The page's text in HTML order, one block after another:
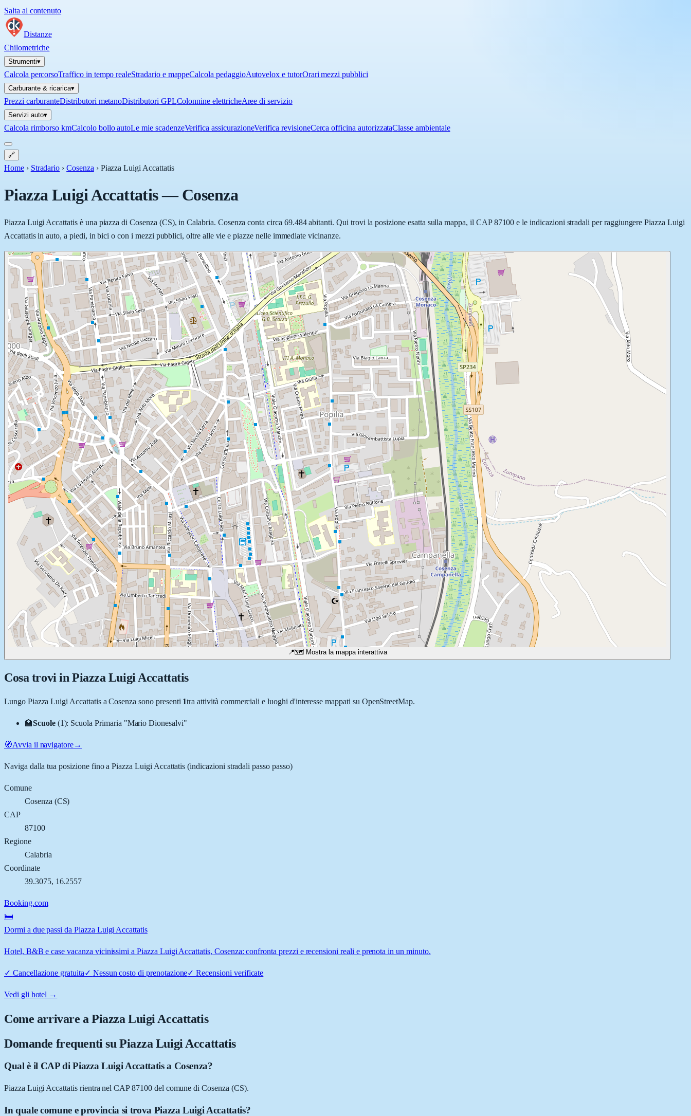
Salta al contenuto
Distanze
Chilometriche
Strumenti▾
Calcola percorsoTraffico in tempo realeStradario e mappeCalcola pedaggioAutovelox e tutorOrari mezzi pubblici
Carburante & ricarica▾
Prezzi carburanteDistributori metanoDistributori GPLColonnine elettricheAree di servizio
Servizi auto▾
Calcola rimborso kmCalcolo bollo autoLe mie scadenzeVerifica assicurazioneVerifica revisioneCerca officina autorizzataClasse ambientale
🔗
Home › Stradario › Cosenza › Piazza Luigi Accattatis
Piazza Luigi Accattatis—Cosenza
Piazza Luigi Accattatis è una piazza di Cosenza (CS), in Calabria. Cosenza conta circa 69.484 abitanti. Qui trovi la posizione esatta sulla mappa, il CAP 87100 e le indicazioni stradali per raggiungere Piazza Luigi
Accattatis in auto, a piedi, in bici o con i mezzi pubblici, oltre alle vie e piazze nelle immediate vicinanze.
📍🗺️ Mostra la mappa interattiva
Cosa trovi in Piazza Luigi Accattatis
Lungo Piazza Luigi AccattatisaCosenza sono presenti 1tra attività commerciali e luoghi d'interesse mappati su OpenStreetMap.
🏫Scuole (1): Scuola Primaria "Mario Dionesalvi"
🧭Avvia il navigatore→
Naviga dalla tua posizione fino aPiazza Luigi Accattatis (indicazioni stradali passo passo)
Comune
Cosenza (CS)
CAP
87100
Regione
Calabria
Coordinate
39.3075, 16.2557
Booking.com
🛏️
Dormi a due passi da Piazza Luigi Accattatis
Hotel, B&B e case vacanza vicinissimi a Piazza Luigi Accattatis, Cosenza: confronta prezzi e recensioni reali e prenota in un minuto.
✓ Cancellazione gratuita✓ Nessun costo di prenotazione✓Recensioni verificate
Vedi gli hotel →
Come arrivare aPiazza Luigi Accattatis
Domande frequenti su Piazza Luigi Accattatis
Qual è il CAP di Piazza Luigi Accattatis a Cosenza?
Piazza Luigi Accattatis rientra nel CAP 87100 del comune di Cosenza (CS).
In quale comune e provincia si trova Piazza Luigi Accattatis?